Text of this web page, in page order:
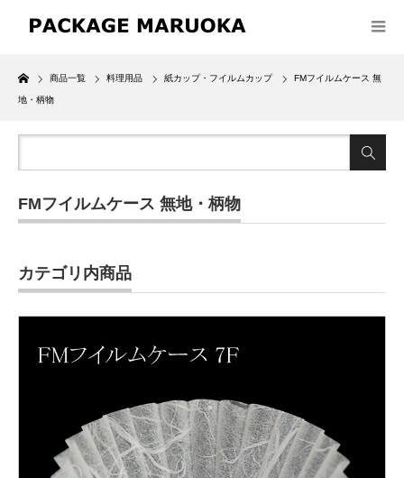
Home
商品一覧 料理用品 紙カップ・フイルムカップ FMフイルムケース 無
地・柄物
FMフイルムケース 無地・柄物
カテゴリ内商品